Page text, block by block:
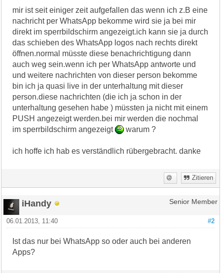
mir ist seit einiger zeit aufgefallen das wenn ich z.B eine
nachricht per WhatsApp bekomme wird sie ja bei mir
direkt im sperrbildschirm angezeigt.ich kann sie ja durch
das schieben des WhatsApp logos nach rechts direkt
öffnen.normal müsste diese benachrichtigung dann
auch weg sein.wenn ich per WhatsApp antworte und
und weitere nachrichten von dieser person bekomme
bin ich ja quasi live in der unterhaltung mit dieser
person.diese nachrichten (die ich ja schon in der
unterhaltung gesehen habe ) müssten ja nicht mit einem
PUSH angezeigt werden.bei mir werden die nochmal
im sperrbildschirm angezeigt
warum ?
ich hoffe ich hab es verständlich rübergebracht. danke
Zitieren
iHandy Senior Member
#2
06.01.2013, 11:40
Ist das nur bei WhatsApp so oder auch bei anderen
Apps?